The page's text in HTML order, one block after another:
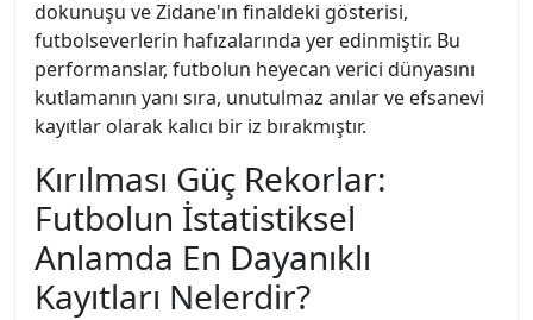
dokunuşu ve Zidane'ın finaldeki gösterisi,
futbolseverlerin hafızalarında yer edinmiştir. Bu
performanslar, futbolun heyecan verici dünyasını
kutlamanın yanı sıra, unutulmaz anılar ve efsanevi
kayıtlar olarak kalıcı bir iz bırakmıştır.
Kırılması Güç Rekorlar:
Futbolun İstatistiksel
Anlamda En Dayanıklı
Kayıtları Nelerdir?